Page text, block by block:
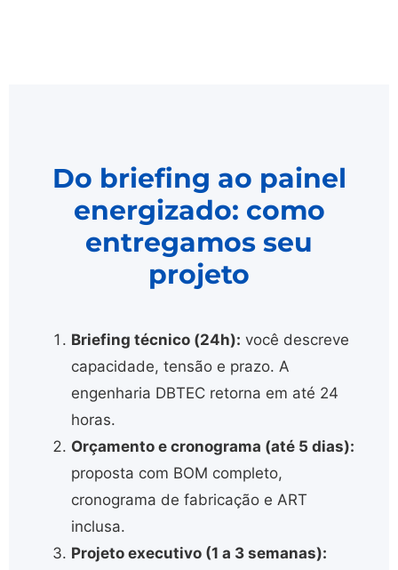
Do briefing ao painel
energizado: como
entregamos seu
projeto
Briefing técnico (24h): você descreve
capacidade, tensão e prazo. A
engenharia DBTEC retorna em até 24
horas.
Orçamento e cronograma (até 5 dias):
proposta com BOM completo,
cronograma de fabricação e ART
inclusa.
Projeto executivo (1 a 3 semanas):